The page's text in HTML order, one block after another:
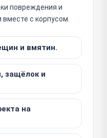
повреждения и
с корпусом.
и вмятин.
защёлок и
на